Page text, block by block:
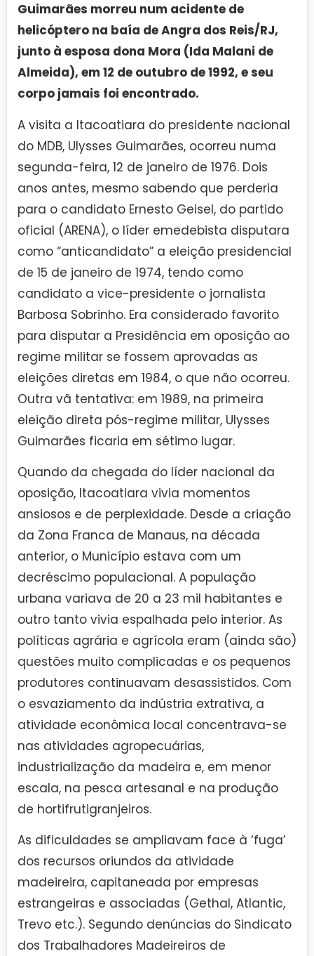
Guimarães morreu num acidente de
helicóptero na baía de Angra dos Reis/RJ,
junto à esposa dona Mora (Ida Malani de
Almeida), em 12 de outubro de 1992, e seu
corpo jamais foi encontrado.
A visita a Itacoatiara do presidente nacional
do MDB, Ulysses Guimarães, ocorreu numa
segunda-feira, 12 de janeiro de 1976. Dois
anos antes, mesmo sabendo que perderia
para o candidato Ernesto Geisel, do partido
oficial (ARENA), o líder emedebista disputara
como “anticandidato” a eleição presidencial
de 15 de janeiro de 1974, tendo como
candidato a vice-presidente o jornalista
Barbosa Sobrinho. Era considerado favorito
para disputar a Presidência em oposição ao
regime militar se fossem aprovadas as
eleições diretas em 1984, o que não ocorreu.
Outra vã tentativa: em 1989, na primeira
eleição direta pós-regime militar, Ulysses
Guimarães ficaria em sétimo lugar.
Quando da chegada do líder nacional da
oposição, Itacoatiara vivia momentos
ansiosos e de perplexidade. Desde a criação
da Zona Franca de Manaus, na década
anterior, o Município estava com um
decréscimo populacional. A população
urbana variava de 20 a 23 mil habitantes e
outro tanto vivia espalhada pelo interior. As
políticas agrária e agrícola eram (ainda são)
questões muito complicadas e os pequenos
produtores continuavam desassistidos. Com
o esvaziamento da indústria extrativa, a
atividade econômica local concentrava-se
nas atividades agropecuárias,
industrialização da madeira e, em menor
escala, na pesca artesanal e na produção
de hortifrutigranjeiros.
As dificuldades se ampliavam face à ‘fuga’
dos recursos oriundos da atividade
madeireira, capitaneada por empresas
estrangeiras e associadas (Gethal, Atlantic,
Trevo etc.). Segundo denúncias do Sindicato
dos Trabalhadores Madeireiros de